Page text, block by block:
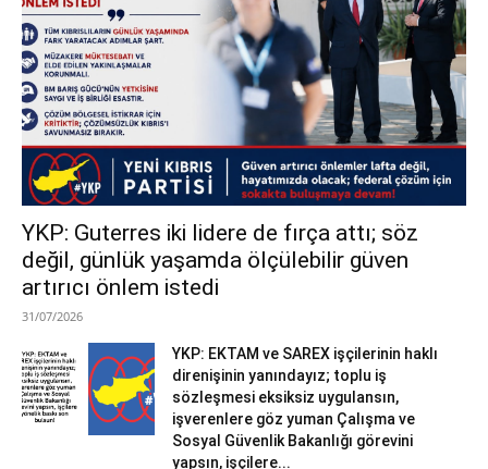
YKP: Guterres iki lidere de fırça attı; söz
değil, günlük yaşamda ölçülebilir güven
artırıcı önlem istedi
31/07/2026
YKP: EKTAM ve SAREX işçilerinin haklı
direnişinin yanındayız; toplu iş
sözleşmesi eksiksiz uygulansın,
işverenlere göz yuman Çalışma ve
Sosyal Güvenlik Bakanlığı görevini
yapsın, işçilere...